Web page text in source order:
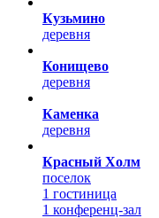
Кузьмино
деревня
Конищево
деревня
Каменка
деревня
Красный Холм
поселок
1 гостиница
1 конференц-зал